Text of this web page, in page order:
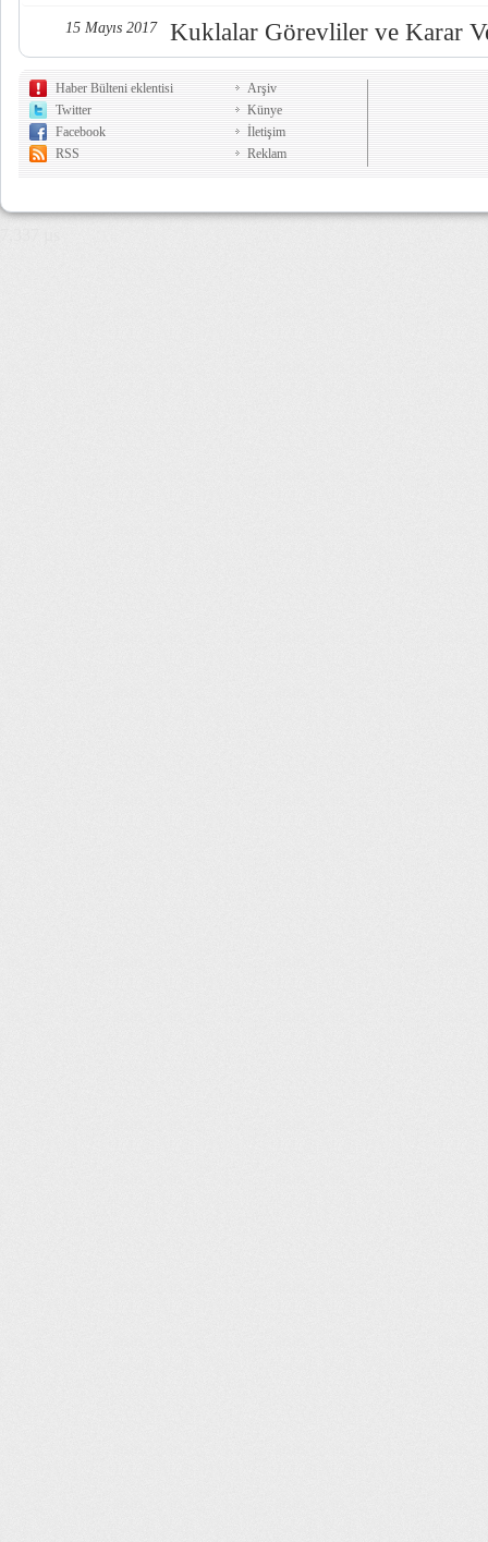
15 Mayıs 2017 Kuklalar Görevliler ve Karar
Haber Bülteni eklentisi
Twitter
Facebook
RSS
Arşiv
Künye
İletişim
Reklam